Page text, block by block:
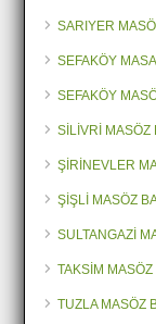
SARIYER
SEFAKÖY
SEFAKÖY
SİLİVRİ MASÖZ
ŞİRİNEVLER
ŞİŞLİ MASÖZ
SULTANGAZİ
TAKSİM MASÖZ
TUZLA MASÖZ